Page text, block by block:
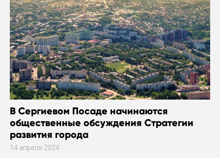
В Сергиевом Посаде начинаются
общественные обсуждения Стратегии
развития города
14 апреля 2024